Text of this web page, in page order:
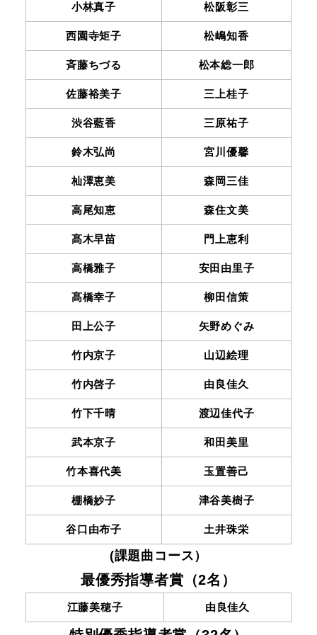
小林真子 松阪彰三
西園寺矩子 松嶋知香
斉藤ちづる 松本総一郎
佐藤裕美子 三上桂子
渋谷藍香 三原祐子
鈴木弘尚 宮川優馨
杣澤恵美 森岡三佳
高尾知恵 森住文美
髙木早苗 門上恵利
高橋雅子 安田由里子
髙橋幸子 柳田信策
田上公子 矢野めぐみ
竹内京子 山辺絵理
竹内啓子 由良佳久
竹下千晴 渡辺佳代子
武本京子 和田美里
竹本喜代美 玉置善己
棚橋妙子 津谷美樹子
谷口由布子 土井珠栄
(課題曲コース）
最優秀指導者賞（2名）
江藤美穂子 由良佳久